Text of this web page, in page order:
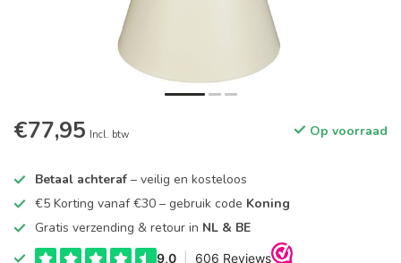
€77,95 Incl. btw Op voorraad
Betaal achteraf – veilig en kosteloos
€5 Korting vanaf €30 – gebruik code Koning
Gratis verzending & retour in NL & BE